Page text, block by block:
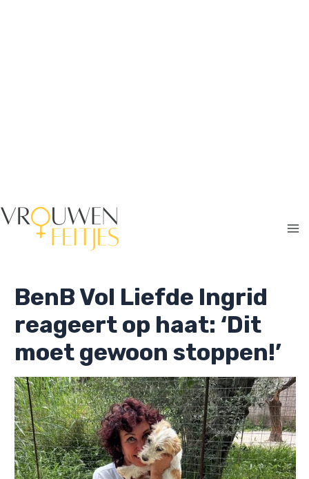
BenB Vol Liefde Ingrid
reageert op haat: ‘Dit
moet gewoon stoppen!’